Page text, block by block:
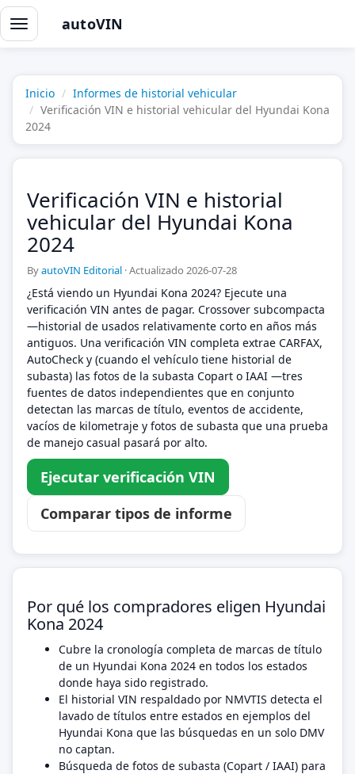
Alternar
navegación
autoVIN
Inicio
Informes de historial vehicular
Verificación VIN e historial vehicular del Hyundai Kona
2024
Verificación VIN e historial
vehicular del Hyundai Kona
2024
ByautoVIN Editorial ·Actualizado 2026-07-28
¿Está viendo un Hyundai Kona 2024? Ejecute una
verificación VIN antes de pagar. Crossover subcompacta
—historial de usados relativamente corto en años más
antiguos. Una verificación VIN completa extrae CARFAX,
AutoCheck y (cuando el vehículo tiene historial de
subasta) las fotos de la subasta Copart o IAAI —tres
fuentes de datos independientes que en conjunto
detectan las marcas de título, eventos de accidente,
vacíos de kilometraje y fotos de subasta que una prueba
de manejo casual pasará por alto.
Ejecutar verificación VIN
Comparar tipos de informe
Por qué los compradores eligen Hyundai
Kona 2024
Cubre la cronología completa de marcas de título
de un Hyundai Kona 2024 en todos los estados
donde haya sido registrado.
El historial VIN respaldado por NMVTIS detecta el
lavado de títulos entre estados en ejemplos del
Hyundai Kona que las búsquedas en un solo DMV
no captan.
Búsqueda de fotos de subasta (Copart / IAAI) para